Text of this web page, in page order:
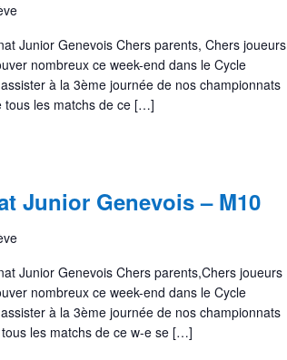
Junior Genevois Chers parents, Chers joueurs
nombreux ce week-end dans le Cycle
à la 3ème journée de nos championnats
tous les matchs de ce […]
Junior Genevois – M10
Junior Genevois Chers parents,Chers joueurs
nombreux ce week-end dans le Cycle
à la 3ème journée de nos championnats
les matchs de ce w-e se […]